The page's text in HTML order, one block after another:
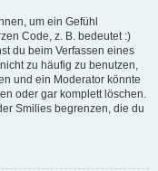
um ein Gefühl
Code, z. B. bedeutet :)
du beim Verfassen eines
zu häufig zu benutzen,
und ein Moderator könnte
oder gar komplett löschen.
Smilies begrenzen, die du